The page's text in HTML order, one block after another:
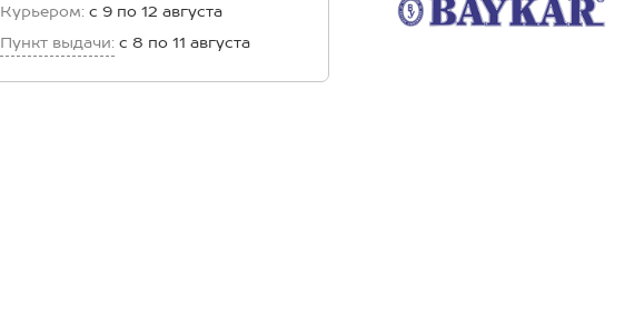
Курьером: с 9 по 12 августа
Пункт выдачи: с 8 по 11 августа